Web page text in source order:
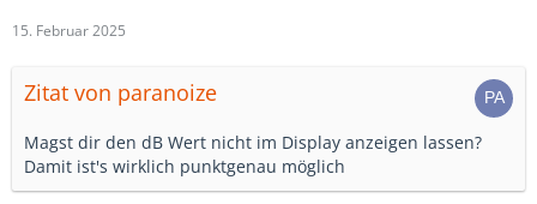
15. Februar 2025
Zitat von paranoize
Magst dir den dB Wert nicht im Display anzeigen lassen?
Damit ist's wirklich punktgenau möglich